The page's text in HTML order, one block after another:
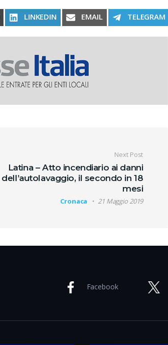
SHARE ON
LINKEDIN SHARE ON
EMAIL SHARE ON
TELEGRAM
Next Post
Latina – Atto incendiario ai danni
dell’autolavaggio, il secondo in 18
mesi
Cronaca 21 Maggio 2019
Facebook